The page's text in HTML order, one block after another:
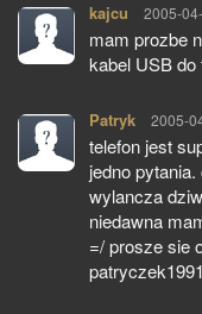
kajcu pisze:
2005-
mam prozbe
kabel USB do
Patryk pisze:
2005-
telefon jest
jedno
wylancza
niedawna
=/ prosze sie